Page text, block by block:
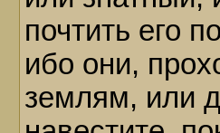
почтить его
ибо они,
землям, или